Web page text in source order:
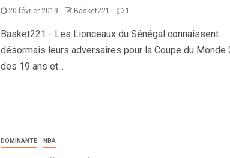
20 février 2019 Basket221 1
Basket221 - Les Lionceaux du Sénégal connaissent
désormais leurs adversaires pour la Coupe du Monde
des 19 ans et...
DOMINANTE NBA